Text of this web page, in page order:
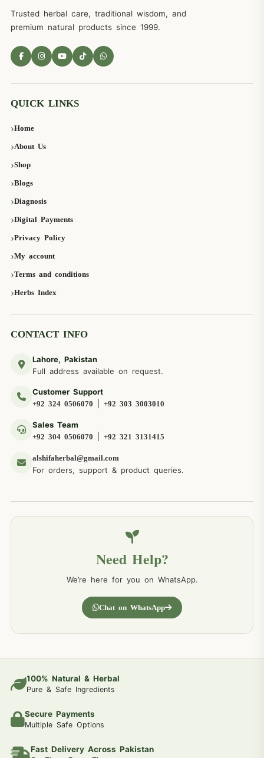
Trusted herbal care, traditional wisdom, and
premium natural products since 1999.
QUICK LINKS
Home
About Us
Shop
Blogs
Diagnosis
Digital Payments
Privacy Policy
My account
Terms and conditions
Herbs Index
CONTACT INFO
Lahore, Pakistan
Full address available on request.
Customer Support
+92 324 0506070 +92 303 3003010
Sales Team
+92 304 0506070 +92 321 3131415
alshifaherbal@gmail.com
For orders, support & product queries.
Need Help?
We’re here for you on WhatsApp.
Chat on WhatsApp
100% Natural & Herbal
Pure & Safe Ingredients
Secure Payments
Multiple Safe Options
Fast Delivery Across Pakistan